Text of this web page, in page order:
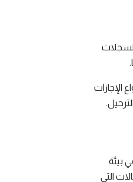
الإجازات
بيئة
التي